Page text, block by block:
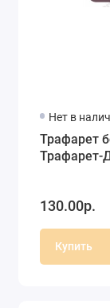
Нет в
Трафарет
Трафарет-
130.00р.
Купить